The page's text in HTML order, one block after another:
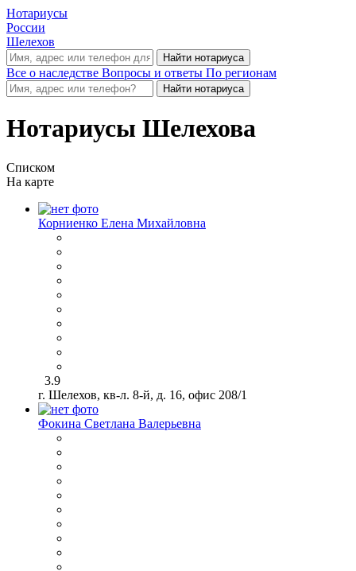
Нотариусы
России
Шелехов
Все о наследстве Вопросы и ответы По регионам
Нотариусы Шелехова
Списком
На карте
Корниенко Елена Михайловна
3.9
г. Шелехов, кв-л. 8-й, д. 16, офис 208/1
Фокина Светлана Валерьевна